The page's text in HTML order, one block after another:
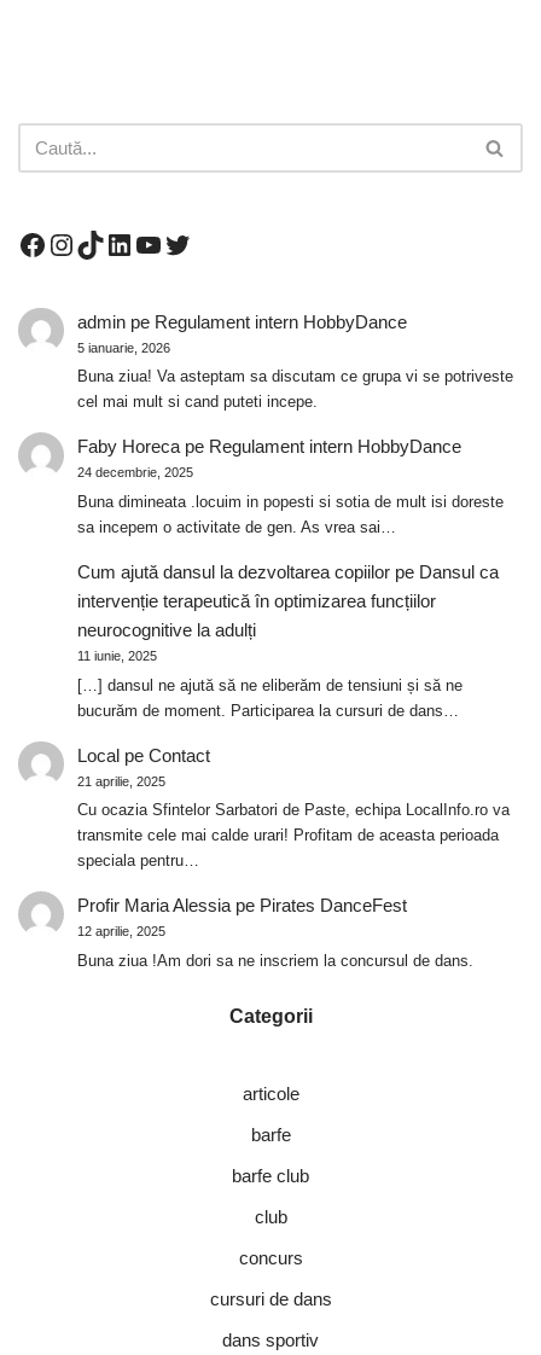
adminpe Regulament intern HobbyDance
5 ianuarie, 2026
Buna ziua! Va asteptam sa discutam ce grupa vi se potriveste
cel mai mult si cand puteti incepe.
Faby Horecape Regulament intern HobbyDance
24 decembrie, 2025
Buna dimineata .locuim in popesti si sotia de mult isi doreste
sa incepem o activitate de gen. As vrea sai…
Cum ajută dansul la dezvoltarea copiilorpe Dansul ca
intervenție terapeutică în optimizarea funcțiilor
neurocognitive la adulți
11 iunie, 2025
[…] dansul ne ajută să ne eliberăm de tensiuni și să ne
bucurăm de moment. Participarea la cursuri de dans…
Localpe Contact
21 aprilie, 2025
Cu ocazia Sfintelor Sarbatori de Paste, echipa LocalInfo.ro va
transmite cele mai calde urari! Profitam de aceasta perioada
speciala pentru…
Profir Maria Alessiape Pirates DanceFest
12 aprilie, 2025
Buna ziua !Am dori sa ne inscriem la concursul de dans.
Categorii
articole
barfe
barfe club
club
concurs
cursuri de dans
dans sportiv